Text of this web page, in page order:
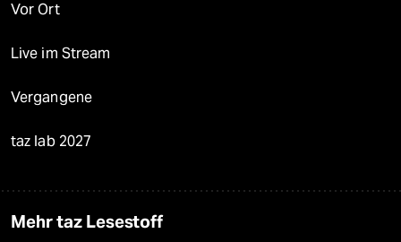
Vor Ort
Live im Stream
Vergangene
taz lab 2027
Mehr taz Lesestoff